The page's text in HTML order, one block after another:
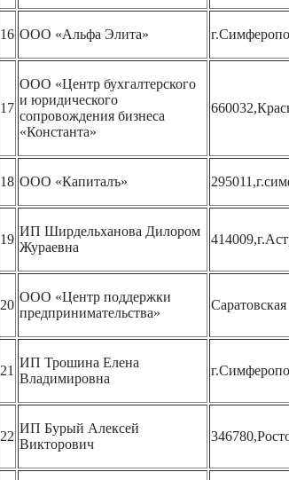
16 ООО «Альфа Элита»
17
ООО «Центр бухгалтерского
и юридического
сопровождения бизнеса
«Константа»
18 ООО «Капиталъ»
19
ИП Ширдельханова Дилором
Жураевна
20
ООО «Центр поддержки
предпринимательства»
21
ИП Трошина Елена
Владимировна
22
ИП Бурый Алексей
Викторович